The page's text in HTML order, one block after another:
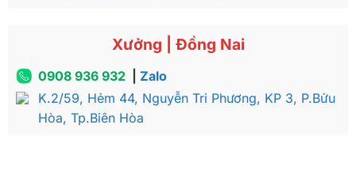
Xưởng | Đồng Nai
0908 936 932
Zalo
K.2/59, Hẻm 44, Nguyễn Tri Phương, KP 3, P.Bửu
Hòa, Tp.Biên Hòa